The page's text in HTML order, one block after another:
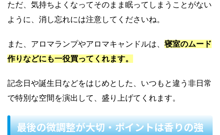
ただ、気持ちよくなってそのまま眠ってしまうことがない
ように、消し忘れには注意してくださいね。
また、アロマランプやアロマキャンドルは、 寝室のムード
作りなどにも一役買ってくれます。
記念日や誕生日などをはじめとした、いつもと違う非日常
で特別な空間を演出して、盛り上げてくれます。
最後の微調整が大切・ポイントは香りの強